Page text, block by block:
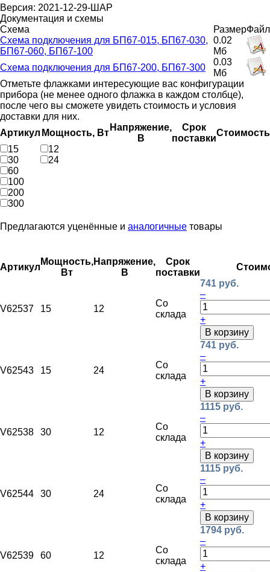
Версия: 2021-12-29-ШАР
Документация и схемы
Схема
РазмерФайл
Схема подключения для БП67-015, БП67-030,
БП67-060, БП67-100
0.02
Мб
Схема подключения для БП67-200, БП67-300
0.03
Мб
Отметьте флажками интересующие вас конфигурации
прибора (не менее одного флажка в каждом столбце),
после чего вы сможете увидеть стоимость и условия
доставки для них.
Артикул Мощность, Вт
Напряжение,
В
Срок
поставки
Стоимость
15
30
60
100
200
300
12
24
Предлагаются уценённые и аналогичные товары
Артикул
Мощность,
Вт
Напряжение,
В
Срок
поставки
V62537 15 12
Со
склада
741 руб.
–
+
В корзину
V62543 15 24
Со
склада
741 руб.
–
+
В корзину
V62538 30 12
Со
склада
1115 руб.
–
+
В корзину
V62544 30 24
Со
склада
1115 руб.
–
+
В корзину
V62539 60 12
Со
склада
1794 руб.
–
+